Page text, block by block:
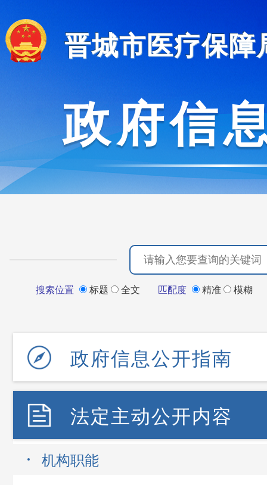
晋城市医疗保障
政府信
搜索位置 标题 全文 匹配度 精准 模糊
政府信息公开指南
法定主动公开内容
机构职能